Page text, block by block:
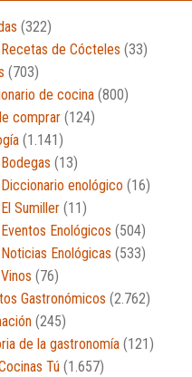
(322)
Recetas de Cócteles (33)
(703)
de cocina (800)
comprar (124)
(1.141)
Bodegas (13)
Diccionario enológico (16)
El Sumiller (11)
Eventos Enológicos (504)
Noticias Enológicas (533)
Vinos (76)
Gastronómicos (2.762)
(245)
de la gastronomía (121)
Tú (1.657)